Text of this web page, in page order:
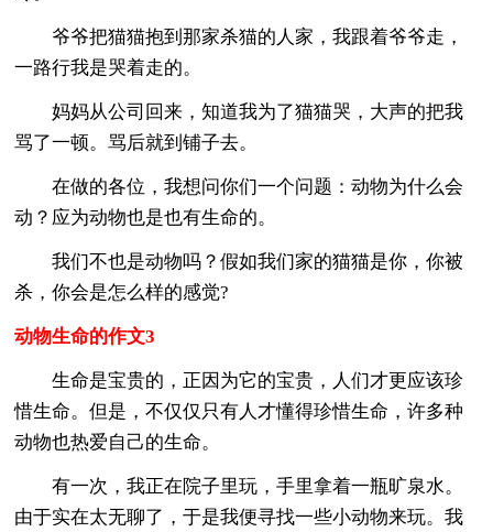
爷爷把猫猫抱到那家杀猫的人家，我跟着爷爷走，
一路行我是哭着走的。
妈妈从公司回来，知道我为了猫猫哭，大声的把我
骂了一顿。骂后就到铺子去。
在做的各位，我想问你们一个问题：动物为什么会
动？应为动物也是也有生命的。
我们不也是动物吗？假如我们家的猫猫是你，你被
杀，你会是怎么样的感觉?
动物生命的作文3
生命是宝贵的，正因为它的宝贵，人们才更应该珍
惜生命。但是，不仅仅只有人才懂得珍惜生命，许多种
动物也热爱自己的生命。
有一次，我正在院子里玩，手里拿着一瓶旷泉水。
由于实在太无聊了，于是我便寻找一些小动物来玩。我